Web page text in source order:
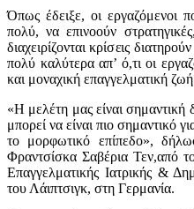
Όπως έδειξε, οι εργαζόμενοι
πολύ, να επινοούν
διαχειρίζονται κρίσεις
πολύ καλύτερα απ’ ό,τι οι
και μοναχική επαγγελματική
«Η μελέτη μας είναι σημαντική
μπορεί να είναι πιο σημαντικό
το μορφωτικό επίπεδο»,
Φραντσίσκα Σαβέρια Τεν,από το
Επαγγελματικής Ιατρικής &
του Λάιπτσιγκ, στη Γερμανία.